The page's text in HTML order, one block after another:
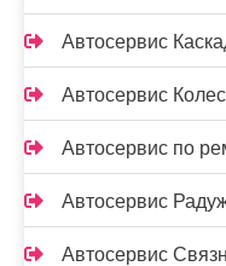
Автосервис
Автосервис
Автосервис по
Автосервис
Автосервис